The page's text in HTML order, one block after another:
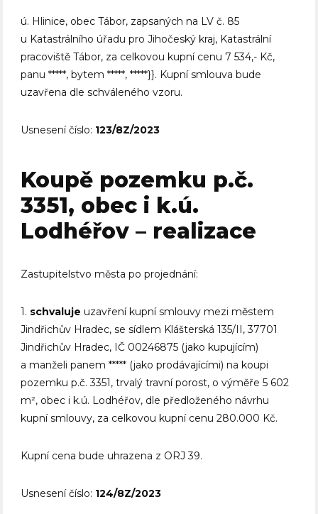
ú. Hlinice, obec Tábor, zapsaných na LV č. 85
u Katastrálního úřadu pro Jihočeský kraj, Katastrální
pracoviště Tábor, za celkovou kupní cenu 7 534,- Kč,
panu *****, bytem *****, *****}}. Kupní smlouva bude
uzavřena dle schváleného vzoru.
Usnesení číslo: 123/8Z/2023
Koupě pozemku p.č.
3351, obec i k.ú.
Lodhéřov – realizace
Zastupitelstvo města po projednání:
1. schvaluje uzavření kupní smlouvy mezi městem
Jindřichův Hradec, se sídlem Klášterská 135/II, 37701
Jindřichův Hradec, IČ 00246875 (jako kupujícím)
a manželi panem ***** (jako prodávajícími) na koupi
pozemku p.č. 3351, trvalý travní porost, o výměře 5 602
m², obec i k.ú. Lodhéřov, dle předloženého návrhu
kupní smlouvy, za celkovou kupní cenu 280.000 Kč.
Kupní cena bude uhrazena z ORJ 39.
Usnesení číslo: 124/8Z/2023